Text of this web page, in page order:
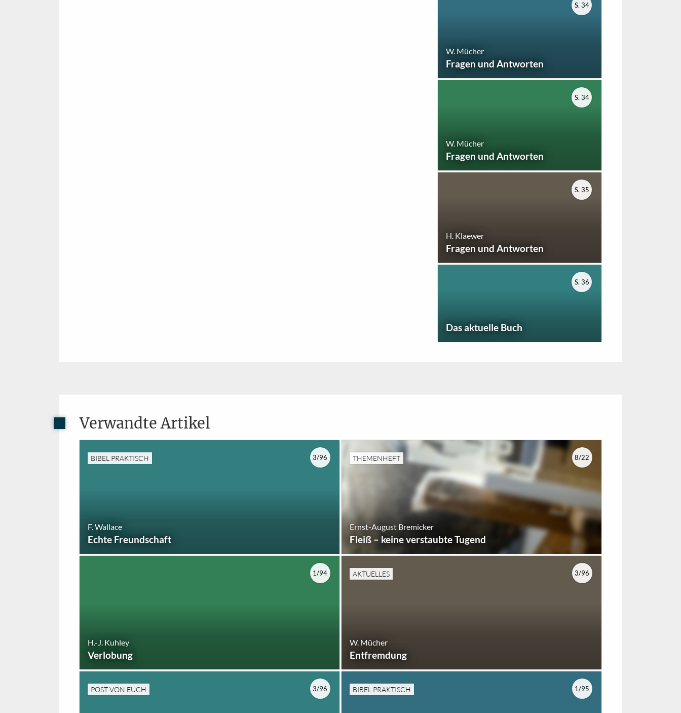
W. Mücher
Fragen und Antworten
S. 34
W. Mücher
Fragen und Antworten
S. 34
H. Klaewer
Fragen und Antworten
S. 35
Das aktuelle Buch
S. 36
Verwandte Artikel
BIBEL PRAKTISCH
F. Wallace
Echte Freundschaft
3/96 THEMENHEFT
Ernst-August Bremicker
Fleiß – keine verstaubte Tugend
8/22
H.-J. Kuhley
Verlobung
1/94 AKTUELLES
W. Mücher
Entfremdung
3/96
POST VON EUCH 3/96 BIBEL PRAKTISCH 1/95